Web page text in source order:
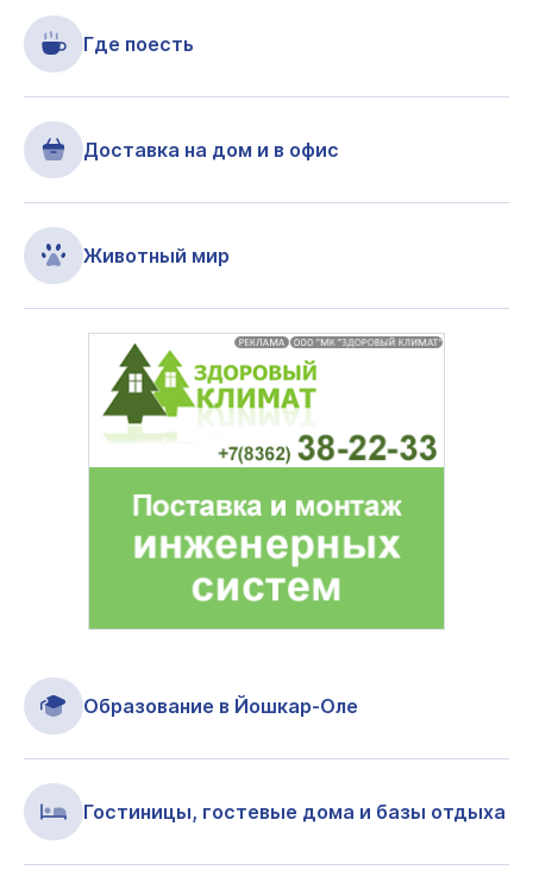
Где поесть
Доставка на дом и в офис
Животный мир
Образование в Йошкар-Оле
Гостиницы, гостевые дома и базы отдыха